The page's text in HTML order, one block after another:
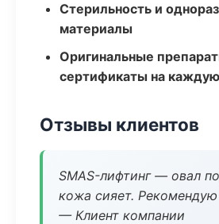
Стерильность и
материалы
Оригинальные
сертификаты на
Отзывы клиентов
SMAS-лифтинг — овал
кожа сияет. Рекомендую
— Клиент компании